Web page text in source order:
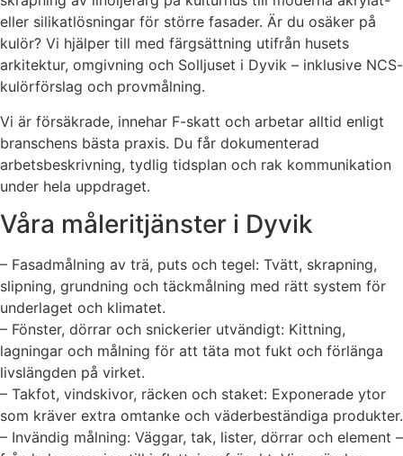
eller silikatlösningar för större fasader. Är du osäker på
kulör? Vi hjälper till med färgsättning utifrån husets
arkitektur, omgivning och Solljuset i Dyvik – inklusive NCS-
kulörförslag och provmålning.
Vi är försäkrade, innehar F-skatt och arbetar alltid enligt
branschens bästa praxis. Du får dokumenterad
arbetsbeskrivning, tydlig tidsplan och rak kommunikation
under hela uppdraget.
Våra måleritjänster i Dyvik
– Fasadmålning av trä, puts och tegel: Tvätt, skrapning,
slipning, grundning och täckmålning med rätt system för
underlaget och klimatet.
– Fönster, dörrar och snickerier utvändigt: Kittning,
lagningar och målning för att täta mot fukt och förlänga
livslängden på virket.
– Takfot, vindskivor, räcken och staket: Exponerade ytor
som kräver extra omtanke och väderbeständiga produkter.
– Invändig målning: Väggar, tak, lister, dörrar och element –